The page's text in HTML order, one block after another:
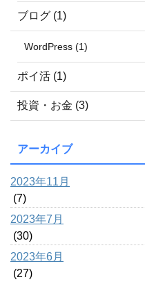
ブログ (1)
WordPress (1)
ポイ活 (1)
投資・お金 (3)
アーカイブ
2023年11月
(7)
2023年7月
(30)
2023年6月
(27)